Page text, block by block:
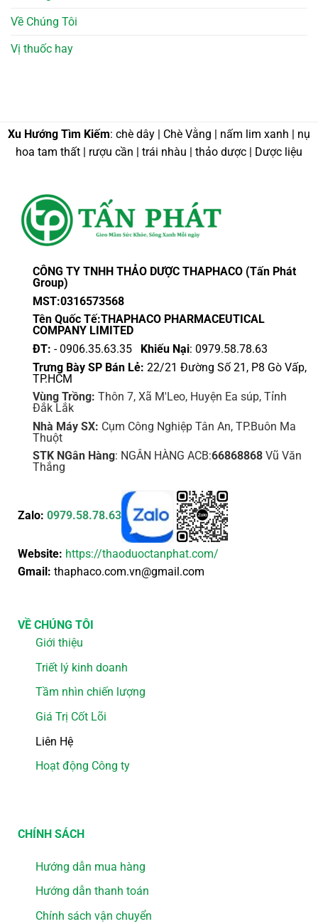
Về Chúng Tôi
Vị thuốc hay
Xu Hướng Tìm Kiếm: chè dây | Chè Vằng | nấm lim xanh | nụ
hoa tam thất | rượu cần | trái nhàu | thảo dược | Dược liệu
CÔNG TY TNHH THẢO DƯỢC THAPHACO (Tấn Phát
Group)
MST:0316573568
Tên Quốc Tế:THAPHACO PHARMACEUTICAL
COMPANY LIMITED
ĐT: - 0906.35.63.35 Khiếu Nại: 0979.58.78.63
Trưng Bày SP Bán Lẻ: 22/21 Đường Số 21, P8 Gò Vấp,
TP.HCM
Vùng Trồng: Thôn 7, Xã M'Leo, Huyện Ea súp, Tỉnh
Đắk Lắk
Nhà Máy SX: Cụm Công Nghiệp Tân An, TP.Buôn Ma
Thuột
STK NGân Hàng: NGÂN HÀNG ACB:66868868Vũ Văn
Thắng
Zalo: 0979.58.78.63
Website: https://thaoduoctanphat.com/
Gmail: thaphaco.com.vn@gmail.com
VỀ CHÚNG TÔI
Giới thiệu
Triết lý kinh doanh
Tầm nhìn chiến lượng
Giá Trị Cốt Lõi
Liên Hệ
Hoạt động Công ty
CHÍNH SÁCH
Hướng dẫn mua hàng
Hướng dẫn thanh toán
Chính sách vận chuyển